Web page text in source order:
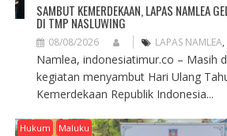
SAMBUT KEMERDEKAAN, LAPAS NAMLEA
DI TMP NASLUWING
08/08/2026 LAPAS NAMLEA,
Namlea, indonesiatimur.co – Masih
kegiatan menyambut Hari Ulang
Kemerdekaan Republik Indonesia...
Hukum Maluku